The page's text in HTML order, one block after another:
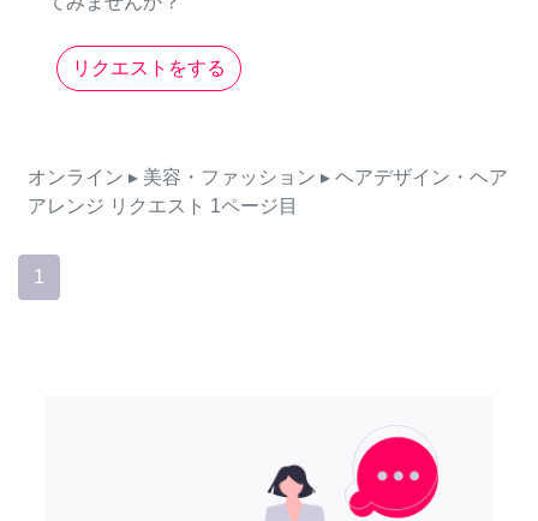
リクエストをする
オンライン ▸ 美容・ファッション ▸ ヘアデザイン・ヘア
アレンジ リクエスト 1ページ目
1